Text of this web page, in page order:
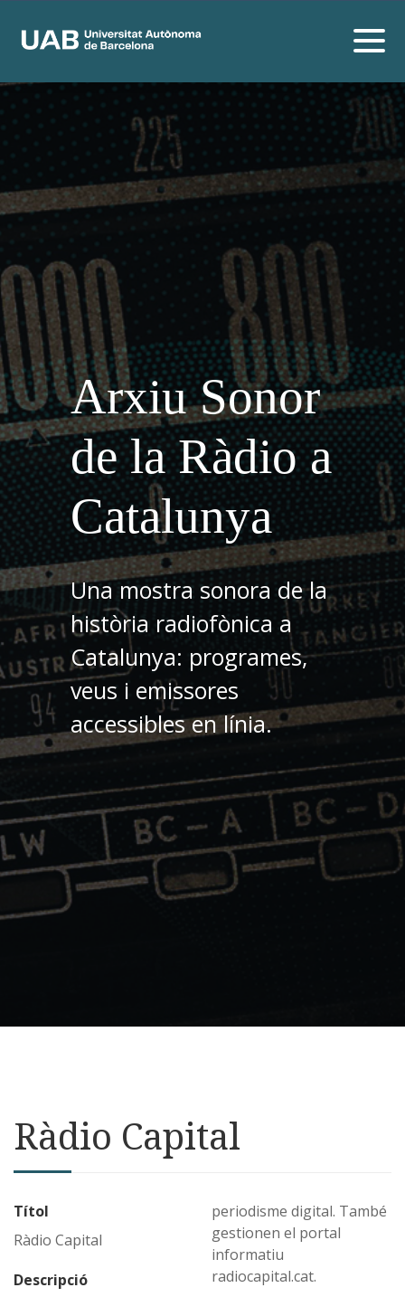
Arxiu Sonor
de la Ràdio a
Catalunya
Una mostra sonora de la
història radiofònica a
Catalunya: programes,
veus i emissores
accessibles en línia.
Ràdio Capital
Títol
Ràdio Capital
Descripció
periodisme digital. També
gestionen el portal
informatiu
radiocapital.cat.